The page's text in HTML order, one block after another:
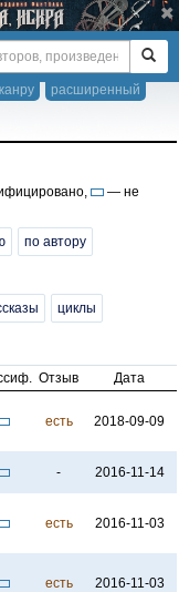
расширенный
— не
по автору
циклы
Отзыв
Дата
есть 2018-09-09
- 2016-11-14
есть 2016-11-03
есть 2016-11-03